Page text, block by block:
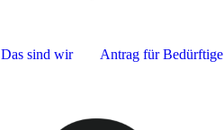
Das sind wir Antrag für Bedürftige